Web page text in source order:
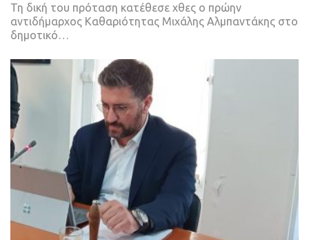
Τη δική του πρόταση κατέθεσε χθες ο πρώην
αντιδήμαρχος Καθαριότητας Μιχάλης Αλμπαντάκης στο
δημοτικό…